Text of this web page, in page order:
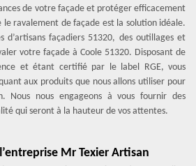
de votre façade et protéger efficacement
ravalement de façade est la solution idéale.
d’artisans façadiers 51320, des outillages et
votre façade à Coole 51320. Disposant de
et étant certifié par le label RGE, vous
aux produits que nous allons utiliser pour
Nous nous engageons à vous fournir des
qui seront à la hauteur de vos attentes.
Mr Texier Artisan